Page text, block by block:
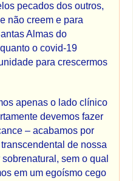
pecados dos outros,
não creem e para
Almas do
o covid-19
para crescermos
apenas o lado clínico
devemos fazer
– acabamos por
de nossa
sem o qual
em um egoísmo cego